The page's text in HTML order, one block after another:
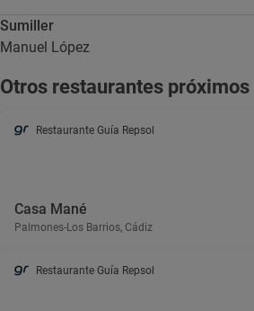
Sumiller
Manuel López
Otros restaurantes próximos
Restaurante Guía Repsol
Casa Mané
Palmones-Los Barrios, Cádiz
Restaurante Guía Repsol